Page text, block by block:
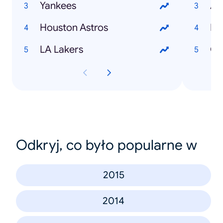
Yankees
Houston Astros
LA Lakers
Odkryj, co było popularne w
2015
2014